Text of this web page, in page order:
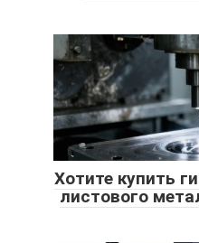
Хотите купить
листового